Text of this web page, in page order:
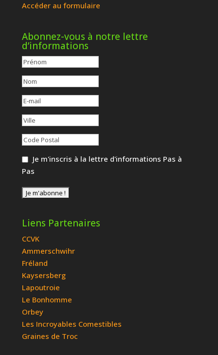
Accéder au formulaire
Abonnez-vous à notre lettre
d’informations
Je m'inscris à la lettre d'informations Pas à
Pas
Liens Partenaires
CCVK
Ammerschwihr
Fréland
Kaysersberg
Lapoutroie
Le Bonhomme
Orbey
Les Incroyables Comestibles
Graines de Troc